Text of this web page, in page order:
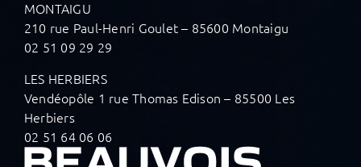
MONTAIGU
210 rue Paul-Henri Goulet – 85600 Montaigu
02 51 09 29 29
LES HERBIERS
Vendéopôle 1 rue Thomas Edison – 85500 Les
Herbiers
02 51 64 06 06